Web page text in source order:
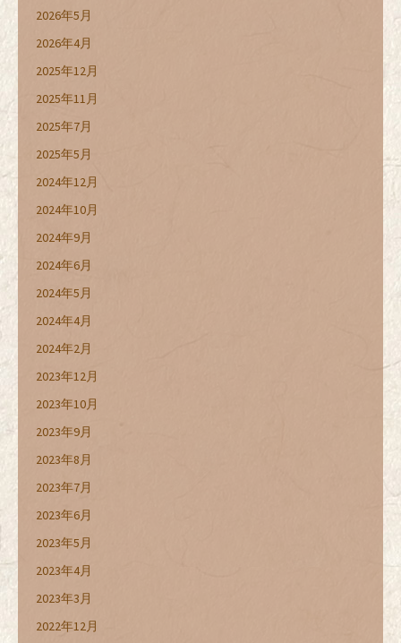
2026年5月
2026年4月
2025年12月
2025年11月
2025年7月
2025年5月
2024年12月
2024年10月
2024年9月
2024年6月
2024年5月
2024年4月
2024年2月
2023年12月
2023年10月
2023年9月
2023年8月
2023年7月
2023年6月
2023年5月
2023年4月
2023年3月
2022年12月